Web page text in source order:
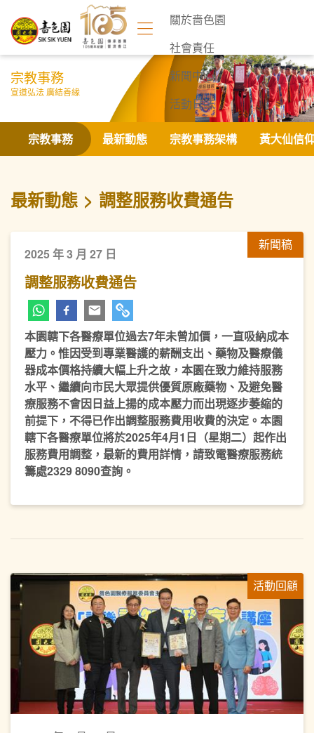
關於嗇色園
社會責任
新聞中心
活動日誌
聯絡我們
宗教事務
宣道弘法 廣結善緣
宗教事務 最新動態 宗教事務架構 黃大仙信
最新動態 調整服務收費通告
新聞稿
2025 年 3 月 27 日
調整服務收費通告
本園轄下各醫療單位過去7年未曾加價，一直吸納成本
壓力。惟因受到專業醫護的薪酬支出、藥物及醫療儀
器成本價格持續大幅上升之故，本園在致力維持服務
水平、繼續向市民大眾提供優質原廠藥物、及避免醫
療服務不會因日益上揚的成本壓力而出現逐步萎縮的
前提下，不得已作出調整服務費用收費的決定。本園
轄下各醫療單位將於2025年4月1日（星期二）起作出
服務費用調整，最新的費用詳情，請致電醫療服務統
籌處2329 8090查詢。
活動回顧